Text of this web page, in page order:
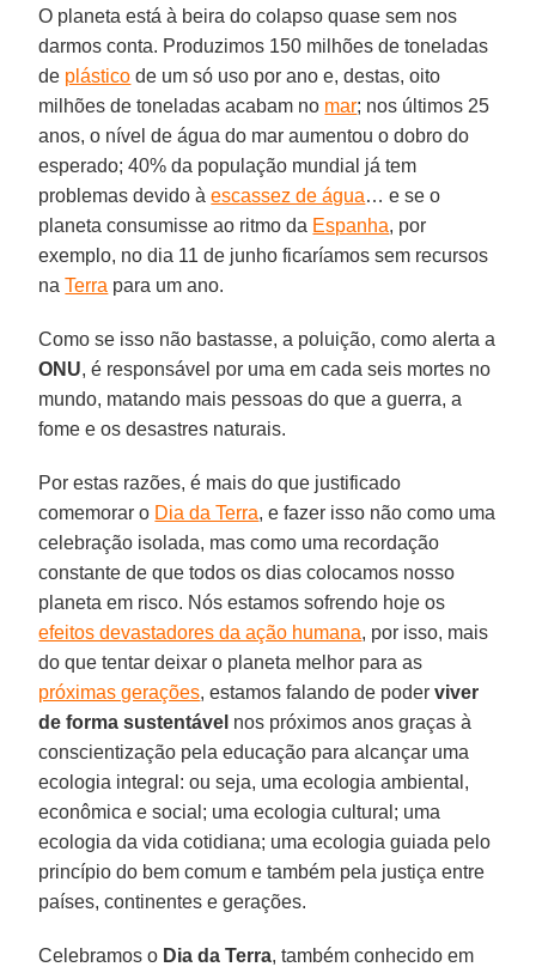
O planeta está à beira do colapso quase sem nos
darmos conta. Produzimos 150 milhões de toneladas
de plástico de um só uso por ano e, destas, oito
milhões de toneladas acabam no mar; nos últimos 25
anos, o nível de água do mar aumentou o dobro do
esperado; 40% da população mundial já tem
problemas devido àescassez de água… e se o
planeta consumisse ao ritmo da Espanha, por
exemplo, no dia 11 de junho ficaríamos sem recursos
naTerra para um ano.
Como se isso não bastasse, a poluição, como alerta a
ONU, é responsável por uma em cada seis mortes no
mundo, matando mais pessoas do que a guerra, a
fome e os desastres naturais.
Por estas razões, é mais do que justificado
comemorar o Dia da Terra, e fazer isso não como uma
celebração isolada, mas como uma recordação
constante de que todos os dias colocamos nosso
planeta em risco. Nós estamos sofrendo hoje os
efeitos devastadores da ação humana, por isso, mais
do que tentar deixar o planeta melhor para as
próximas gerações, estamos falando de poderviver
de forma sustentável nos próximos anos graças à
conscientização pela educação para alcançar uma
ecologia integral: ou seja, uma ecologia ambiental,
econômica e social; uma ecologia cultural; uma
ecologia da vida cotidiana; uma ecologia guiada pelo
princípio do bem comum e também pela justiça entre
países, continentes e gerações.
Celebramos o Dia da Terra, também conhecido em